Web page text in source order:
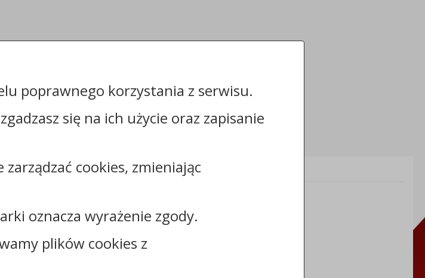
SkrytkaESP lub
Informacje dodatkowe:
REGON: 910866910
TERYT: 0464011
poprawnego korzystania z serwisu.
się na ich użycie oraz zapisanie
cookies, zmieniając
oznacza wyrażenie zgody.
plików cookies z